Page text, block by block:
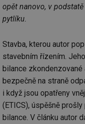
opět nanovo, v
pytlíku.
Stavba, kterou autor
stavebním řízením.
bilance
bezpečně na straně
i když jsou opatřeny
(ETICS), úspěšně
bilance. V článku autor